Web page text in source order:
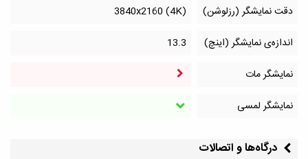
دقت نمایشگر (رزلوشن)
3840x2160 (4K)
اندازه‌ی نمایشگر (اینچ)
13.3
نمایشگر مات
نمایشگر لمسی
درگاه‌ها و اتصالات